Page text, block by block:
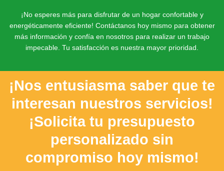
¡No esperes más para disfrutar de un hogar confortable y
energéticamente eficiente! Contáctanos hoy mismo para obtener
más información y confía en nosotros para realizar un trabajo
impecable. Tu satisfacción es nuestra mayor prioridad.
¡Nos entusiasma saber que te
interesan nuestros servicios!
¡Solicita tu presupuesto
personalizado sin
compromiso hoy mismo!